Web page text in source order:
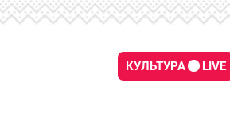
КУЛЬТУРА LIVE